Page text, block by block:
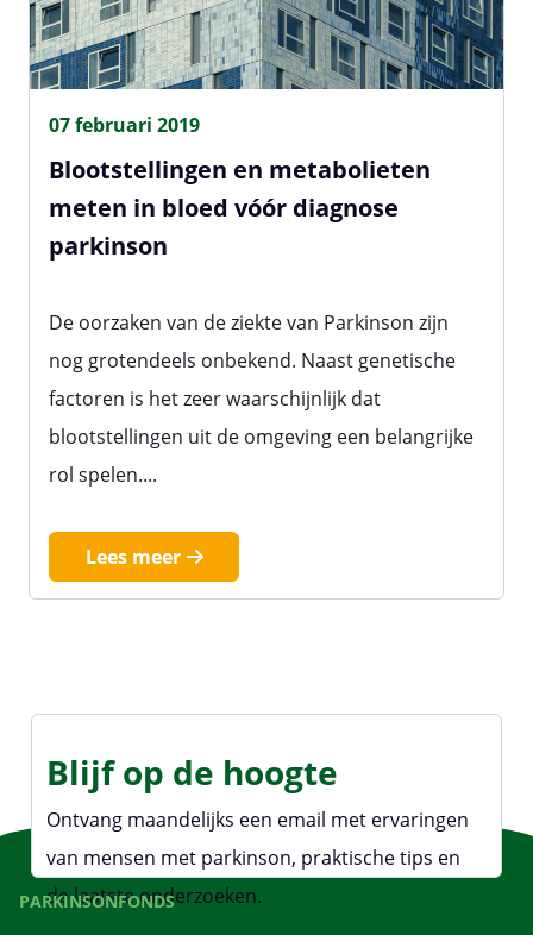
07 februari 2019
Blootstellingen en metabolieten
meten in bloed vóór diagnose
parkinson
De oorzaken van de ziekte van Parkinson zijn
nog grotendeels onbekend. Naast genetische
factoren is het zeer waarschijnlijk dat
blootstellingen uit de omgeving een belangrijke
rol spelen....
Lees meer
Blijf op de hoogte
Ontvang maandelijks een email met ervaringen
van mensen met parkinson, praktische tips en
de laatste onderzoeken.
PARKINSONFONDS